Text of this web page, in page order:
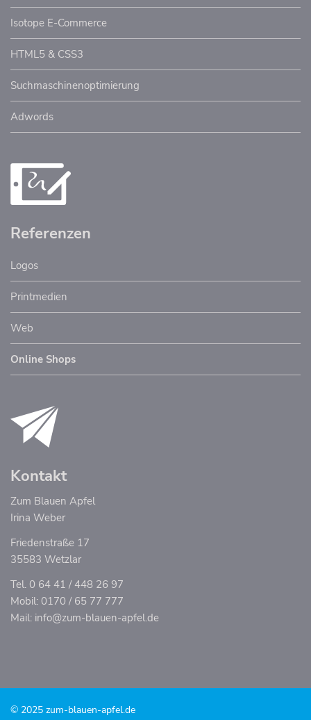
Isotope E-Commerce
HTML5 & CSS3
Suchmaschinenoptimierung
Adwords
Referenzen
Navigation
überspringen
Logos
Printmedien
Web
Online Shops
Kontakt
Zum Blauen Apfel
Irina Weber
Friedenstraße 17
35583 Wetzlar
Tel. 0 64 41 / 448 26 97
Mobil: 0170 / 65 77 777
Mail: info@zum-blauen-apfel.de
© 2025 zum-blauen-apfel.de